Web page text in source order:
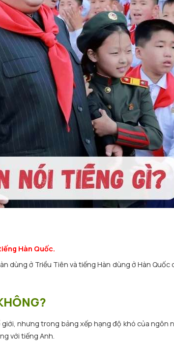
Hàn Quốc.
dùng ở Triều Tiên và tiếng Hàn dùng ở Hàn
nhưng trong bảng xếp hạng độ khó của ngôn
với tiếng Anh.